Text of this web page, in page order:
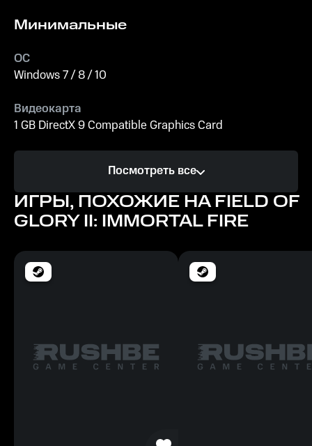
Минимальные
ОС
Windows 7 / 8 / 10
Видеокарта
1 GB DirectX 9 Compatible Graphics Card
Память
4 GB ОЗУ
Место на диске
2.89 MB
Посмотреть все
ИГРЫ, ПОХОЖИЕ НА FIELD OF
GLORY II: IMMORTAL FIRE